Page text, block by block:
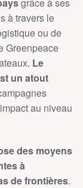
à travers le
ou de
Greenpeace
Le
un atout
au niveau
des moyens
à
de frontières.